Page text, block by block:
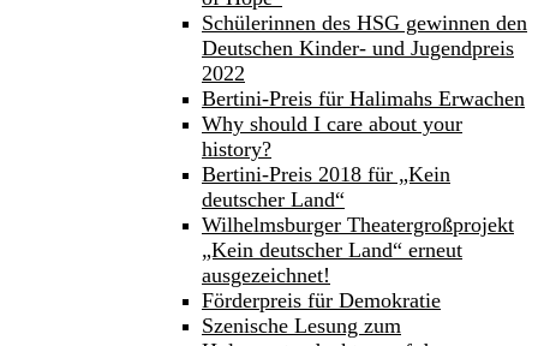
Schülerinnen des HSG gewinnen den
Deutschen Kinder- und Jugendpreis
2022
Bertini-Preis für Halimahs Erwachen
Why should I care about your
history?
Bertini-Preis 2018 für „Kein
deutscher Land“
Wilhelmsburger Theatergroßprojekt
„Kein deutscher Land“ erneut
ausgezeichnet!
Förderpreis für Demokratie
Szenische Lesung zum